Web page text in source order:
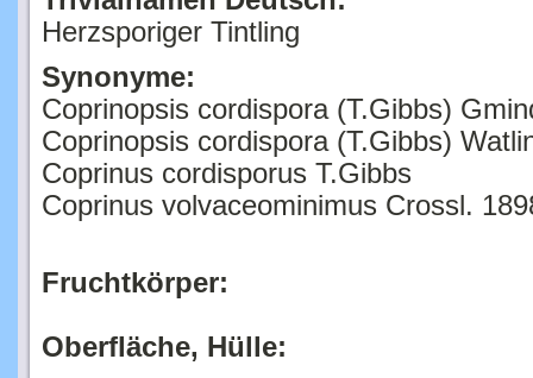
Herzsporiger Tintling
Synonyme:
Coprinopsis cordispora (T.Gibbs)
Coprinopsis cordispora (T.Gibbs)
Coprinus cordisporus T.Gibbs
Coprinus volvaceominimus Crossl.
Fruchtkörper:
Oberfläche, Hülle: